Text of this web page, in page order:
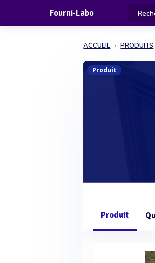
Fourni-Labo
ACCUEIL PRODUITS
Produit
Produit